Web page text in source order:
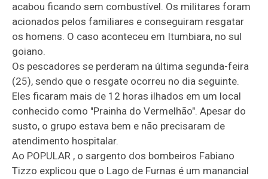
acabou ficando sem combustível. Os militares foram
acionados pelos familiares e conseguiram resgatar
os homens. O caso aconteceu em Itumbiara, no sul
goiano.
Os pescadores se perderam na última segunda-feira
(25), sendo que o resgate ocorreu no dia seguinte.
Eles ficaram mais de 12 horas ilhados em um local
conhecido como "Prainha do Vermelhão". Apesar do
susto, o grupo estava bem e não precisaram de
atendimento hospitalar.
Ao POPULAR , o sargento dos bombeiros Fabiano
Tizzo explicou que o Lago de Furnas é um manancial